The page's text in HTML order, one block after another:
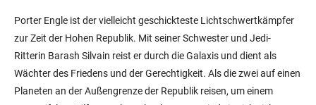
Porter Engle ist der vielleicht geschickteste Lichtschwertkämpfer
zur Zeit der Hohen Republik. Mit seiner Schwester und Jedi-
Ritterin Barash Silvain reist er durch die Galaxis und dient als
Wächter des Friedens und der Gerechtigkeit. Als die zwei auf einen
Planeten an der Außengrenze der Republik reisen, um einem